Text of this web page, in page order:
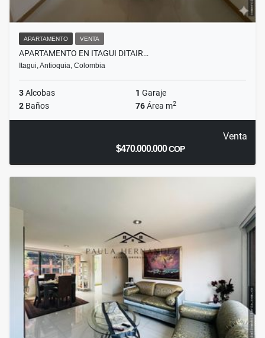
APARTAMENTO VENTA
APARTAMENTO EN ITAGUI DITAIR…
Itagui, Antioquia, Colombia
3Alcobas 1 Garaje
2 Baños 76Área m2
Venta
$470.000.000COP